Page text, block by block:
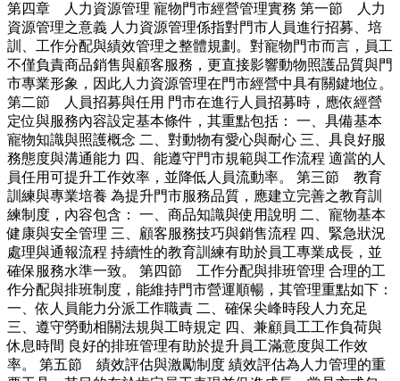
第四章 人力資源管理 寵物門市經營管理實務 第一節 人力
資源管理之意義 人力資源管理係指對門市人員進行招募、培
訓、工作分配與績效管理之整體規劃。對寵物門市而言，員工
不僅負責商品銷售與顧客服務，更直接影響動物照護品質與門
市專業形象，因此人力資源管理在門市經營中具有關鍵地位。
第二節 人員招募與任用 門市在進行人員招募時，應依經營
定位與服務內容設定基本條件，其重點包括： 一、具備基本
寵物知識與照護概念 二、對動物有愛心與耐心 三、具良好服
務態度與溝通能力 四、能遵守門市規範與工作流程 適當的人
員任用可提升工作效率，並降低人員流動率。 第三節 教育
訓練與專業培養 為提升門市服務品質，應建立完善之教育訓
練制度，內容包含： 一、商品知識與使用說明 二、寵物基本
健康與安全管理 三、顧客服務技巧與銷售流程 四、緊急狀況
處理與通報流程 持續性的教育訓練有助於員工專業成長，並
確保服務水準一致。 第四節 工作分配與排班管理 合理的工
作分配與排班制度，能維持門市營運順暢，其管理重點如下：
一、依人員能力分派工作職責 二、確保尖峰時段人力充足
三、遵守勞動相關法規與工時規定 四、兼顧員工工作負荷與
休息時間 良好的排班管理有助於提升員工滿意度與工作效
率。 第五節 績效評估與激勵制度 績效評估為人力管理的重